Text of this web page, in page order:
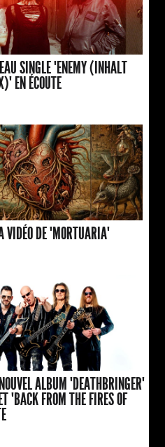
SINGLE "ENEMY (INHALT
EN ÉCOUTE
VIDÉO DE "MORTUARIA"
ALBUM "DEATHBRINGER"
"BACK FROM THE FIRES OF